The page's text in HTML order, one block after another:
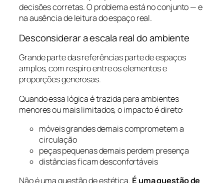
decisões corretas. O problema está no conjunto — e
na ausência de leitura do espaço real.
Desconsiderar a escala real do ambiente
Grande parte das referências parte de espaços
amplos, com respiro entre os elementos e
proporções generosas.
Quando essa lógica é trazida para ambientes
menores ou mais limitados, o impacto é direto:
móveis grandes demais comprometem a
circulação
peças pequenas demais perdem presença
distâncias ficam desconfortáveis
Não é uma questão de estética. É uma questão de